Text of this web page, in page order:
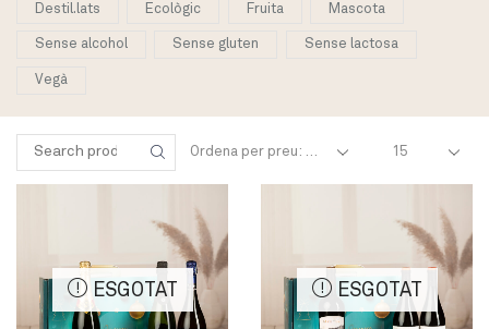
Cercar:
Products
page
ESGOTAT ESGOTAT
Destil.lats Ecològic Fruita Mascota
Sense alcohol Sense gluten Sense lactosa
Vegà